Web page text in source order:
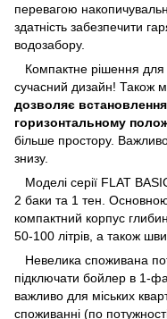
перевагою
здатність забезпечити
водозабору.
Компактне рішення для
сучасний дизайн! Також
дозволяє
горизонтальному
більше простору.
знизу.
Моделі серії FLAT
2 баки та 1 тен.
компактний корпус
50-100 літрів, а також
Невелика споживана
підключати бойлер в 1-
важливо для міських
споживанні (по